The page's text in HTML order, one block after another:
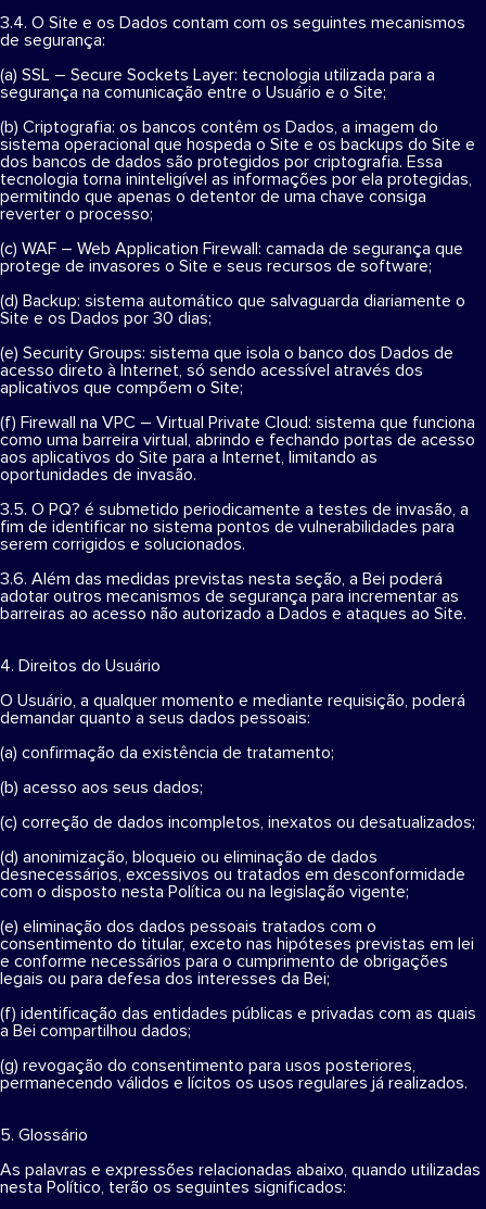
3.4. O Site e os Dados contam com os seguintes mecanismos
de segurança:
(a) SSL – Secure Sockets Layer: tecnologia utilizada para a
segurança na comunicação entre o Usuário e o Site;
(b) Criptografia: os bancos contêm os Dados, a imagem do
sistema operacional que hospeda o Site e os backups do Site e
dos bancos de dados são protegidos por criptografia. Essa
tecnologia torna ininteligível as informações por ela protegidas,
permitindo que apenas o detentor de uma chave consiga
reverter o processo;
(c) WAF – Web Application Firewall: camada de segurança que
protege de invasores o Site e seus recursos de software;
(d) Backup: sistema automático que salvaguarda diariamente o
Site e os Dados por 30 dias;
(e) Security Groups: sistema que isola o banco dos Dados de
acesso direto à Internet, só sendo acessível através dos
aplicativos que compõem o Site;
(f) Firewall na VPC – Virtual Private Cloud: sistema que funciona
como uma barreira virtual, abrindo e fechando portas de acesso
aos aplicativos do Site para a Internet, limitando as
oportunidades de invasão.
3.5. O PQ? é submetido periodicamente a testes de invasão, a
fim de identificar no sistema pontos de vulnerabilidades para
serem corrigidos e solucionados.
3.6. Além das medidas previstas nesta seção, a Bei poderá
adotar outros mecanismos de segurança para incrementar as
barreiras ao acesso não autorizado a Dados e ataques ao Site.
4. Direitos do Usuário
O Usuário, a qualquer momento e mediante requisição, poderá
demandar quanto a seus dados pessoais:
(a) confirmação da existência de tratamento;
(b) acesso aos seus dados;
(c) correção de dados incompletos, inexatos ou desatualizados;
(d) anonimização, bloqueio ou eliminação de dados
desnecessários, excessivos ou tratados em desconformidade
com o disposto nesta Política ou na legislação vigente;
(e) eliminação dos dados pessoais tratados com o
consentimento do titular, exceto nas hipóteses previstas em lei
e conforme necessários para o cumprimento de obrigações
legais ou para defesa dos interesses da Bei;
(f) identificação das entidades públicas e privadas com as quais
a Bei compartilhou dados;
(g) revogação do consentimento para usos posteriores,
permanecendo válidos e lícitos os usos regulares já realizados.
5. Glossário
As palavras e expressões relacionadas abaixo, quando utilizadas
nesta Político, terão os seguintes significados: